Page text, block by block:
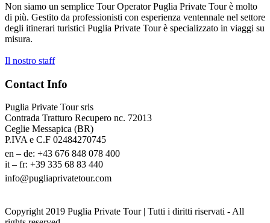
Non siamo un semplice Tour Operator Puglia Private Tour è molto
di più. Gestito da professionisti con esperienza ventennale nel settore
degli itinerari turistici Puglia Private Tour è specializzato in viaggi su
misura.
Il nostro staff
Contact Info
Puglia Private Tour srls
Contrada Tratturo Recupero nc. 72013
Ceglie Messapica (BR)
P.IVA e C.F 02484270745
en – de: +43 676 848 078 400
it – fr: +39 335 68 83 440
info@pugliaprivatetour.com
Copyright 2019 Puglia Private Tour | Tutti i diritti riservati - All